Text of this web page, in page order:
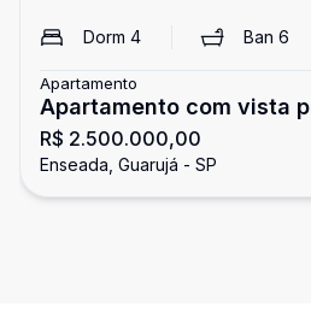
Dorm 4 Ban 6
Apartamento
Apartamento com vista
dormitórios, Tortugas,
R$ 2.500.000,00
Enseada, Guarujá - SP